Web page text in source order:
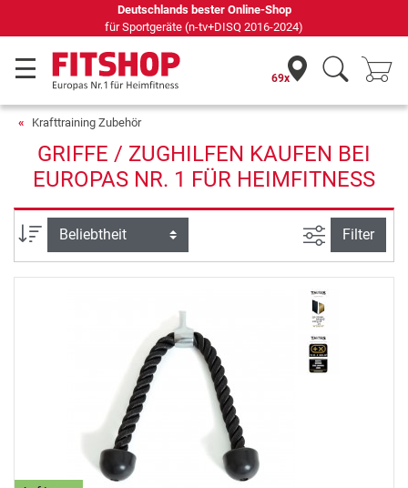
Deutschlands bester Online-Shop
für Sportgeräte (n-tv+DISQ 2016-2024)
69x
Krafttraining Zubehör
GRIFFE / ZUGHILFEN KAUFEN BEI
EUROPAS NR. 1 FÜR HEIMFITNESS
Sortierung Ansicht
Filter